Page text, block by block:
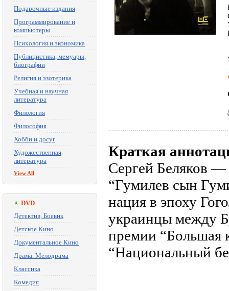
Подарочные издания
Программирование и
компьютеры
Психология и экономика
Публицистика, мемуары,
биографии
Религия и эзотерика
Учебная и научная
литература
Филология
Философия
Хобби и досуг
Художественная
литература
View All
DVD
Детектив, Боевик
Детское Кино
Документальное Кино
Драма. Мелодрама
Классика
Комедия
Краткая
Сергей Беляков —
“Гумилев сын
нация в эпоху
украинцы между
премии “Большая
“Национальный